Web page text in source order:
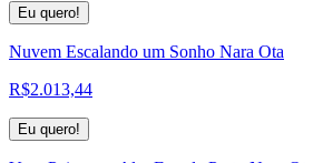
Eu quero!
Nuvem Escalando um Sonho Nara Ota
R$2.013,44
Eu quero!